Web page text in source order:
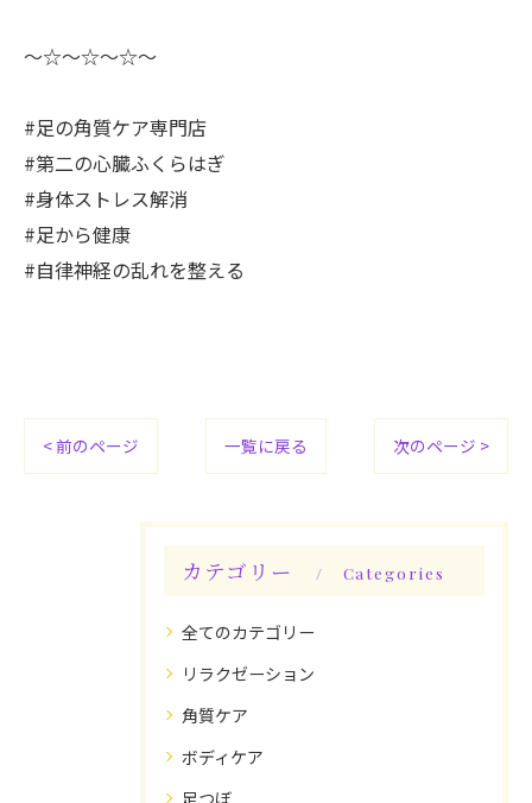
〜☆〜☆〜☆〜
#足の角質ケア専門店
#第二の心臓ふくらはぎ
#身体ストレス解消
#足から健康
#自律神経の乱れを整える
< 前のページ 一覧に戻る 次のページ >
カテゴリー Categories
全てのカテゴリー
リラクゼーション
角質ケア
ボディケア
足つぼ